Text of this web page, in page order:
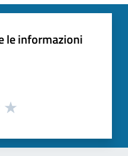
le informazioni